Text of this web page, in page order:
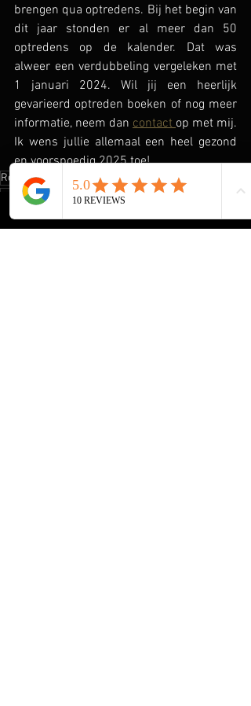
brengen qua optredens. Bij het begin van
dit jaar stonden er al meer dan 50
optredens op de kalender. Dat was
alweer een verdubbeling vergeleken met
1 januari 2024. Wil jij een heerlijk
gevarieerd optreden boeken of nog meer
informatie, neem dan contact op met mij.
Ik wens jullie allemaal een heel gezond
en voorspoedig 2025 toe!
René Meijer muziek voor ouderen
Artiest
seniorenzangerNederlandstalige muziek
senioren show
entertainment voor bejaarden